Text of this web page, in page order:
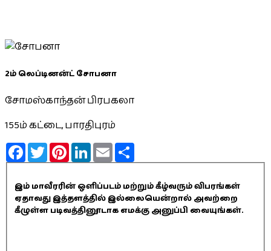
2ம் லெப்டினன்ட் சோபனா
சோமஸ்காந்தன் பிரபகலா
155ம் கட்டை, பாரதிபுரம்
FacebookTwitterPinterestLinkedInEmail
இம் மாவீரரின் ஒளிப்படம் மற்றும் கீழ்வரும் விபரங்கள்
ஏதாவது இத்தளத்தில் இல்லையென்றால் அவற்றை
கீழுள்ள படிவத்தினூடாக எமக்கு அனுப்பி வையுங்கள்.